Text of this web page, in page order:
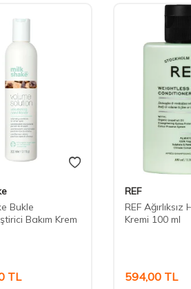
Bukle
Bakım Krem
TL
REF
REF
Kremi 100 ml
594,00 TL